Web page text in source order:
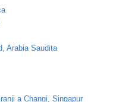
Arabia Saudita
a Changi, Singapur